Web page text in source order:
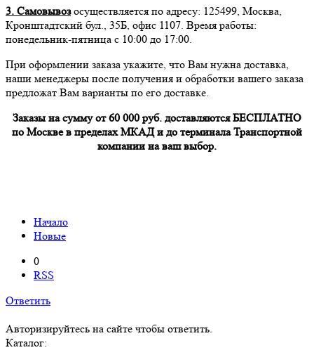
3. Самовывозосуществляется по адресу: 125499, Москва,
Кронштадтский бул., 35Б, офис 1107. Время работы:
понедельник-пятница с 10:00 до 17:00.
При оформлении заказа укажите, что Вам нужна доставка,
наши менеджеры после получения и обработки вашего заказа
предложат Вам варианты по его доставке.
Заказы на сумму от 60 000 руб. доставляются БЕСПЛАТНО
по Москве в пределах МКАД и до терминала Транспортной
компании на ваш выбор.
Начало
Новые
0
RSS
Ответить
Авторизируйтесь на сайте чтобы ответить.
Каталог: